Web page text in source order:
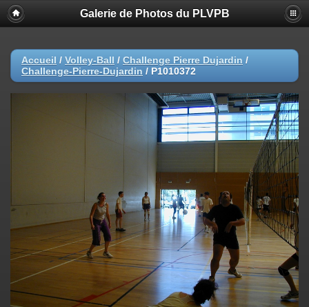
Galerie de Photos du PLVPB
Accueil / Volley-Ball / Challenge Pierre Dujardin /
Challenge-Pierre-Dujardin / P1010372